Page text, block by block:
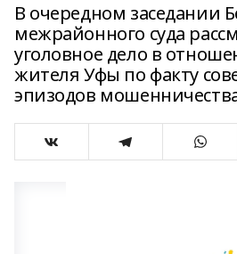
В очередном заседании
межрайонного суда
уголовное дело в
жителя Уфы по факту
эпизодов